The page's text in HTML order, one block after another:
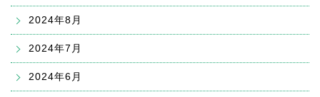
2024年8月
2024年7月
2024年6月